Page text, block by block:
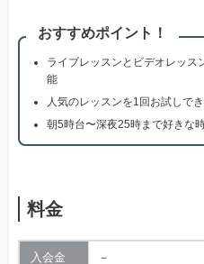
おすすめポイント！
ライブレッスンとビデオレッス
能
人気のレッスンを1回お試しで
朝5時台〜深夜25時まで好きな
料金
入会金 －